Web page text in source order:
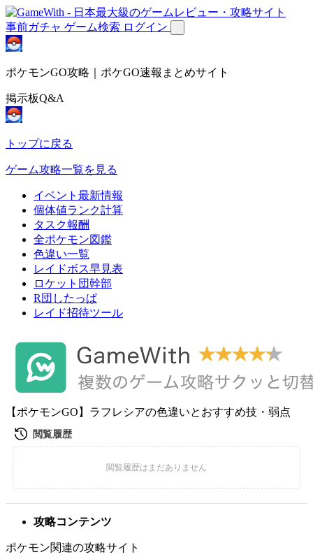
事前ガチャ ゲーム検索 ログイン
ポケモンGO攻略｜ポケGO速報まとめサイト
掲示板Q&A
トップに戻る
ゲーム攻略一覧を見る
イベント最新情報
個体値ランク計算
タスク報酬
全ポケモン図鑑
色違い一覧
レイドボス早見表
ロケット団幹部
R団したっぱ
レイド招待ツール
【ポケモンGO】ラフレシアの色違いとおすすめ技・弱点
攻略コンテンツ
ポケモン関連の攻略サイト